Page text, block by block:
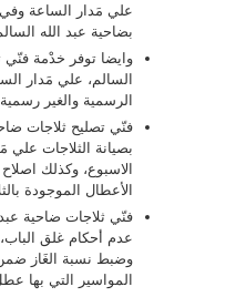
علي مَدار الساعة وفي
بضاحية عبد الله
وايضا توفر خدْمة فنّي
السالم، علي مَدار
الرسمية والغير
فنّي تصليح ثلاجات
بصيانة الثلاجات علي
الاسبوع، وكذلك
الأعطال الموجودة
فنّي ثلاجات ضاحية
عدم أحكام غلق
وضبط نسبة الغَاز ضمن
المواسير التي بها